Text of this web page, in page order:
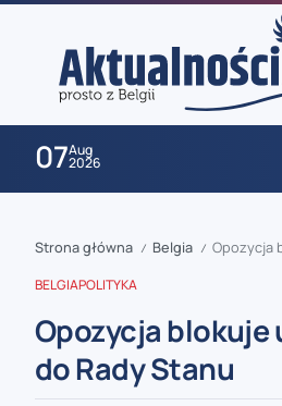
07Aug
2026
Strona główna / Belgia / Opozycja
BELGIAPOLITYKA
Opozycja blokuje
do Rady Stanu